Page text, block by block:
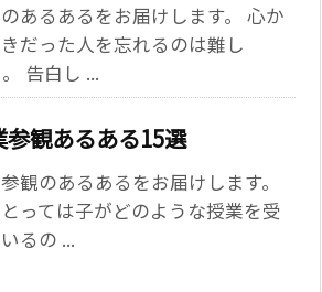
あるあるをお届けします。 心か
だった人を忘れるのは難し
告白し ...
参観あるある15選
観のあるあるをお届けします。
っては子がどのような授業を受
るの ...